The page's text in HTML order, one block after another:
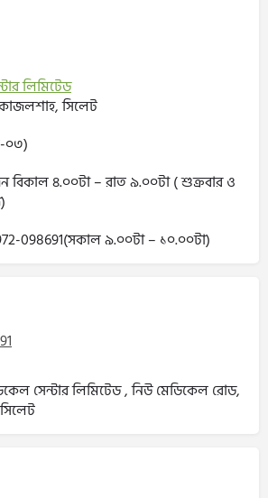
লিমিটেড
সিলেট
০৩)
বিকাল ৪.০০টা – রাত ৯.০০টা ( শুক্রবার ও
098691(সকাল ৯.০০টা – ১০.০০টা)
সেন্টার লিমিটেড , নিউ মেডিকেল রোড,